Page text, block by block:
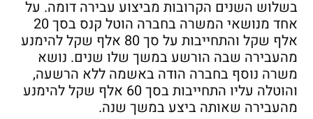
בשלוש השנים הקרובות מביצוע עבירה דומה. על
אחד מנושאי המשרה בחברה הוטל קנס בסך 20
אלף שקל והתחייבות על סך 80 אלף שקל להימנע
מהעבירה שבה הורשע במשך שלו שנים. נושא
משרה נוסף בחברה הודה באשמה ללא הרשעה,
והוטלה עליו התחייבות בסך 60 אלף שקל להימנע
מהעבירה שאותה ביצע במשך שנה.